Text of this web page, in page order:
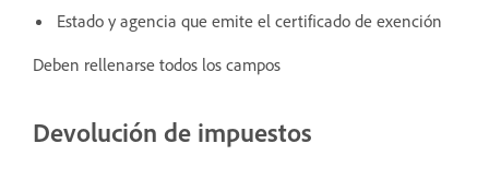
Estado y agencia que emite el certificado de exención
Deben rellenarse todos los campos
Devolución de impuestos